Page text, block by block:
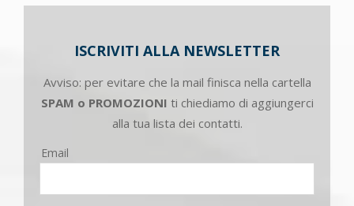
ISCRIVITI ALLA NEWSLETTER
Avviso: per evitare che la mail finisca nella cartella
SPAM o PROMOZIONI ti chiediamo di aggiungerci
alla tua lista dei contatti.
Email